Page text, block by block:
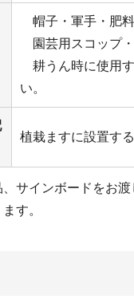
帽子・軍手・肥
園芸用スコップ
耕うん時に使用
い。
植栽ますに設置す
サインボードをお渡
す。